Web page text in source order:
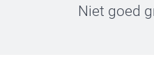
Niet goed